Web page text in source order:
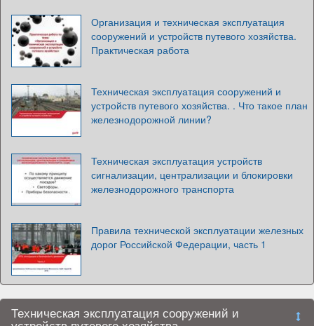
Организация и техническая эксплуатация
сооружений и устройств путевого хозяйства.
Практическая работа
Техническая эксплуатация сооружений и
устройств путевого хозяйства. . Что такое план
железнодорожной линии?
Техническая эксплуатация устройств
сигнализации, централизации и блокировки
железнодорожного транспорта
Правила технической эксплуатации железных
дорог Российской Федерации, часть 1
Техническая эксплуатация сооружений и